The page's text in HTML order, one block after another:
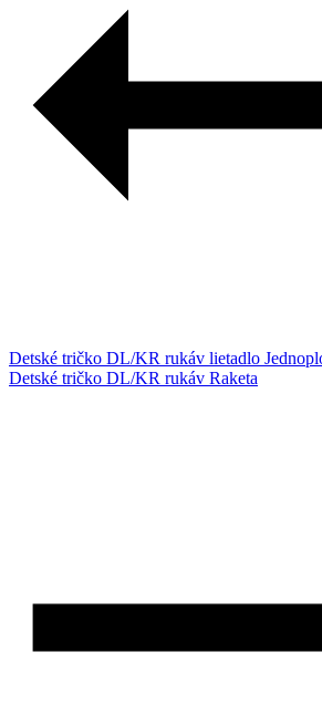
Detské tričko DL/KR rukáv lietadlo
Detské tričko DL/KR rukáv Raketa